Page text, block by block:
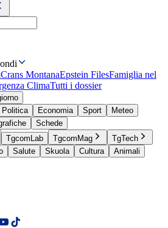
Crans MontanaEpstein FilesFamiglia nel
ClimaTutti i dossier
Politica Economia Sport
Meteo
Schede
TgcomLab TgcomMag
TgTech
Salute Skuola Cultura
Animali